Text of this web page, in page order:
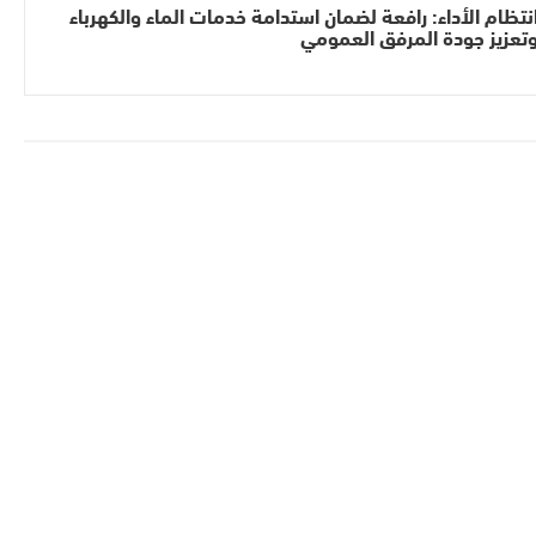
الأداء: رافعة لضمان استدامة خدمات الماء والكهرباء
جودة المرفق العمومي